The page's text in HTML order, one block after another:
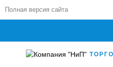
Полная версия сайта